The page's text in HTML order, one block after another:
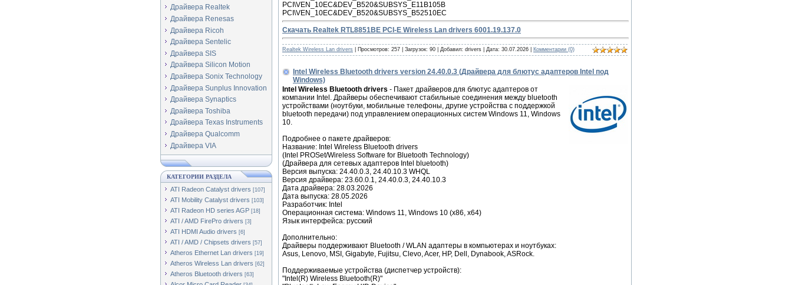
Драйвера Realtek
Драйвера Renesas
Драйвера Ricoh
Драйвера Sentelic
Драйвера SIS
Драйвера Silicon Motion
Драйвера Sonix Technology
Драйвера Sunplus Innovation
Драйвера Synaptics
Драйвера Toshiba
Драйвера Texas Instruments
Драйвера Qualcomm
Драйвера VIA
КАТЕГОРИИ РАЗДЕЛА
ATI Radeon Catalyst drivers [107]
ATI Mobility Catalyst drivers [103]
ATI Radeon HD series AGP [18]
ATI / AMD FirePro drivers [3]
ATI HDMI Audio drivers [6]
ATI / AMD / Chipsets drivers [57]
Atheros Ethernet Lan drivers [19]
Atheros Wireless Lan drivers [62]
Atheros Bluetooth drivers [63]
PCI\VEN_10EC&DEV_B520&SUBSYS_E11B105B
PCI\VEN_10EC&DEV_B520&SUBSYS_B52510EC
Скачать Realtek RTL8851BE PCI-E Wireless Lan drivers 6001.19.137.0
Realtek Wireless Lan drivers Просмотров: 257 Загрузок: 90 Добавил: drivers Дата: 30.07.2026 Комментарии (0)
Intel Wireless Bluetooth drivers version 24.40.0.3 (Драйвера для блютус адаптеров Intel под
Windows)
Intel Wireless Bluetooth drivers - Пакет драйверов для блютус адаптеров от
компании Intel. Драйверы обеспечивают стабильные соединения между bluetooth
устройствами (ноутбуки, мобильные телефоны, другие устройства с поддержкой
bluetooth передачи) под управлением операционных систем Windows 11, Windows
10.
Подробнее о пакете драйверов:
Название: Intel Wireless Bluetooth drivers
(Intel PROSet/Wireless Software for Bluetooth Technology)
(Драйвера для сетевых адаптеров Intel bluetooth)
Версия выпуска: 24.40.0.3, 24.40.10.3 WHQL
Версия драйвера: 23.60.0.1, 24.40.0.3, 24.40.10.3
Дата драйвера: 28.03.2026
Дата выпуска: 28.05.2026
Разработчик: Intel
Операционная система: Windows 11, Windows 10 (x86, x64)
Язык интерфейса: русский
Дополнительно:
Драйверы поддерживают Bluetooth / WLAN адаптеры в компьютерах и ноутбуках:
Asus, Lenovo, MSI, Gigabyte, Fujitsu, Clevo, Acer, HP, Dell, Dynabook, ASRock.
Поддерживаемые устройства (диспетчер устройств):
"Intel(R) Wireless Bluetooth(R)"